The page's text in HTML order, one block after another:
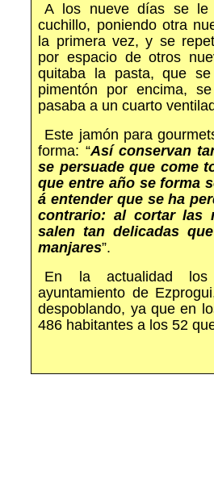
A los nueve días se le
cuchillo, poniendo otra
la primera vez, y se
por espacio de otros
quitaba la pasta, que
pimentón por encima,
pasaba a un cuarto
Este jamón para
forma: “Así conservan
se persuade que come
que entre año se forma
á entender que se ha
contrario: al cortar las
salen tan delicadas
manjares”.
En la actualidad los
ayuntamiento de
despoblando, ya que en
486 habitantes a los 52